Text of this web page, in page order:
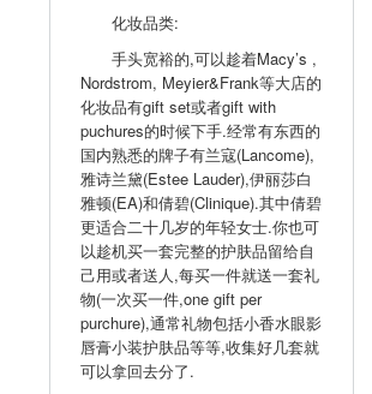
化妆品类:
手头宽裕的,可以趁着Macy’s ,
Nordstrom, Meyier&Frank等大店的
化妆品有gift set或者gift with
puchures的时候下手.经常有东西的
国内熟悉的牌子有兰寇(Lancome),
雅诗兰黛(Estee Lauder),伊丽莎白
雅顿(EA)和倩碧(Clinique).其中倩碧
更适合二十几岁的年轻女士.你也可
以趁机买一套完整的护肤品留给自
己用或者送人,每买一件就送一套礼
物(一次买一件,one gift per
purchure),通常礼物包括小香水眼影
唇膏小装护肤品等等,收集好几套就
可以拿回去分了.